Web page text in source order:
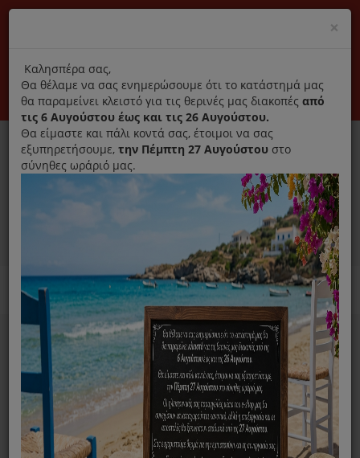
Αποκλειστικά γνήσια ανταλλακτικά
Σύνδεση Εγγραφή Εταιρεία Επικοινωνία
0
Ανταλλακτικά ηλεκτρικών συσκευών MENU
Home Σίδερο
Φίλτρο Νερού
Φίλτρο Σιδήρου D188 IZZY
×
title
Καλησπέρα σας,
Θα θέλαμε να σας ενημερώσουμε ότι το κατάστημά μας
θα παραμείνει κλειστό για τις θερινές μας διακοπές από
τις 6 Αυγούστου έως και τις 26 Αυγούστου.
Θα είμαστε και πάλι κοντά σας, έτοιμοι να σας
εξυπηρετήσουμε, την Πέμπτη 27 Αυγούστου στο
σύνηθες ωράριό μας.